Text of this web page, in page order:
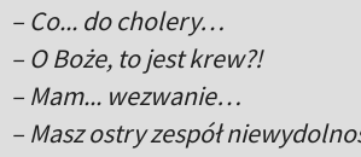
– Co... do cholery…
– O Boże, to jest krew?!
– Mam... wezwanie…
– Masz ostry zespół